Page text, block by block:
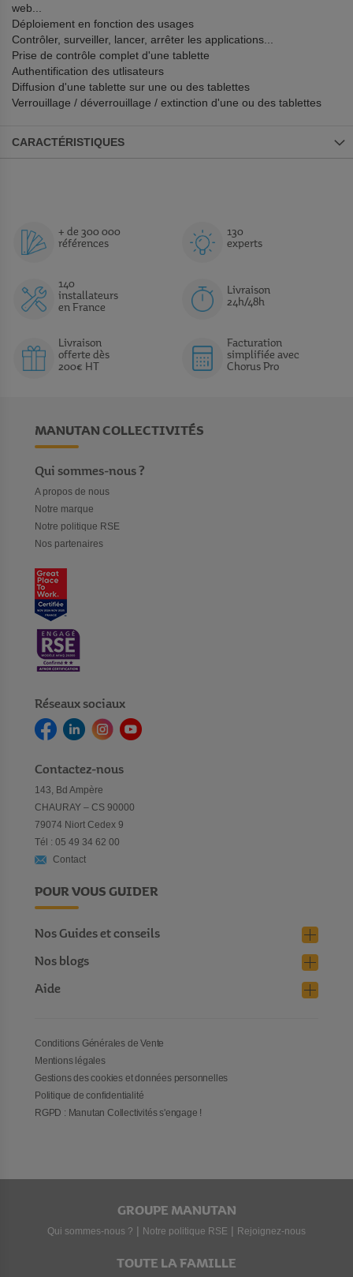
web...
Déploiement en fonction des usages
Contrôler, surveiller, lancer, arrêter les applications...
Prise de contrôle complet d'une tablette
Authentification des utlisateurs
Diffusion d'une tablette sur une ou des tablettes
Verrouillage / déverrouillage / extinction d'une ou des tablettes
CARACTÉRISTIQUES
+ de 300 000
références
130
experts
140
installateurs
en France
Livraison
24h/48h
Livraison
offerte dès
200€ HT
Facturation
simplifiée avec
Chorus Pro
MANUTAN COLLECTIVITÉS
Qui sommes-nous ?
A propos de nous
Notre marque
Notre politique RSE
Nos partenaires
Réseaux sociaux
Contactez-nous
143, Bd Ampère
CHAURAY – CS 90000
79074 Niort Cedex 9
Tél : 05 49 34 62 00
Contact
POUR VOUS GUIDER
Nos Guides et conseils
Nos blogs
Aide
Conditions Générales de Vente
Mentions légales
Gestions des cookies et données personnelles
Politique de confidentialité
RGPD : Manutan Collectivités s'engage !
GROUPE MANUTAN
Qui sommes-nous ? | Notre politique RSE | Rejoignez-nous
TOUTE LA FAMILLE